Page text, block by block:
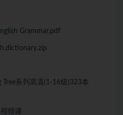
Grammar.pdf
系列高清(1-16级)323本
频课